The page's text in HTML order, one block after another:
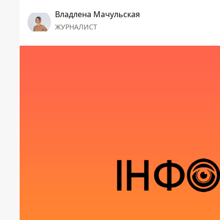
Владлена Мачульская
ЖУРНАЛИСТ